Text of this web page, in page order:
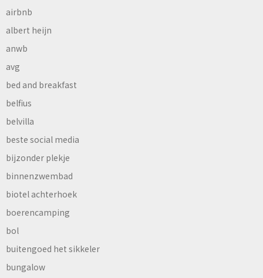
airbnb
albert heijn
anwb
avg
bed and breakfast
belfius
belvilla
beste social media
bijzonder plekje
binnenzwembad
biotel achterhoek
boerencamping
bol
buitengoed het sikkeler
bungalow